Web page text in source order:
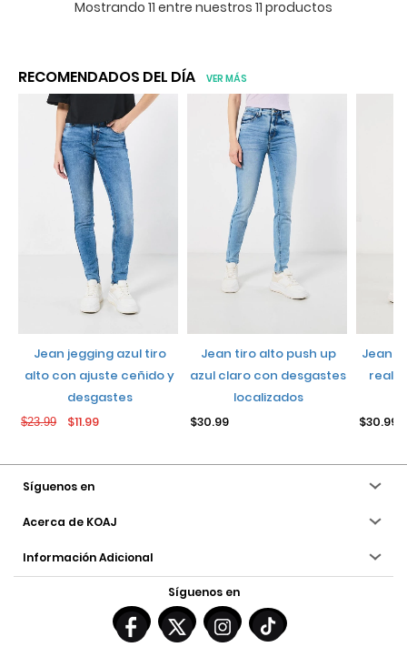
Mostrando 11 entre nuestros 11 productos
RECOMENDADOS DEL DÍA VER MÁS
jean jegging azul tiro
alto con ajuste ceñido y
desgastes
$23.99 $11.99
jean tiro alto push up
azul claro con desgastes
localizados
$30.99
jean push up negro con
$30.99
Síguenos en
Acerca de KOAJ
Información Adicional
Síguenos en